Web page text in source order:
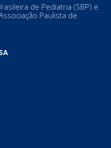
de Pediatria (SBP) e
Paulista de